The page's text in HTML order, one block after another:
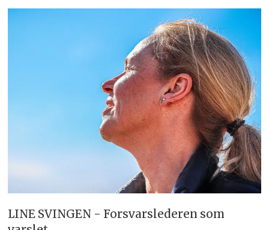
LINE SVINGEN - Forsvarslederen som